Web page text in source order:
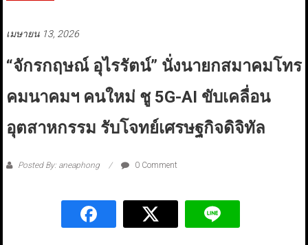
เมษายน 13, 2026
“จักรกฤษณ์ อุไรรัตน์” นั่งนายกสมาคมโทร
คมนาคมฯ คนใหม่ ชู 5G-AI ขับเคลื่อน
อุตสาหกรรม รับโจทย์เศรษฐกิจดิจิทัล
Posted By: aneaphong 0 Comment